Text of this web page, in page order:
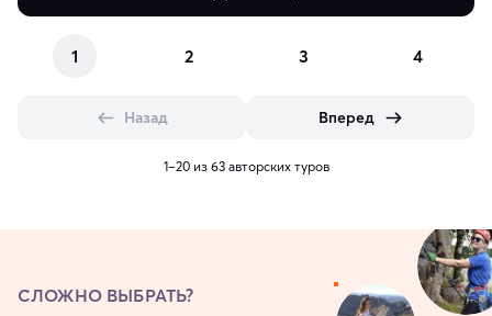
1 2 3 4
Назад Вперед
1–20 из 63 авторских туров
СЛОЖНО ВЫБРАТЬ?